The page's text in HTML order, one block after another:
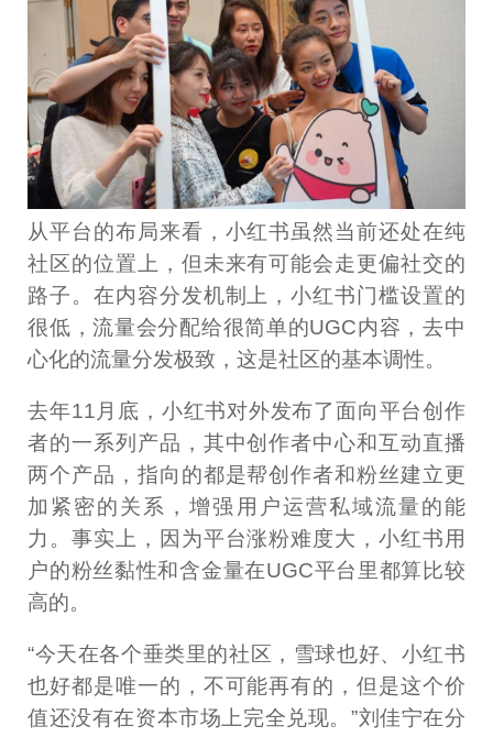
从平台的布局来看，小红书虽然当前还处在纯
社区的位置上，但未来有可能会走更偏社交的
路子。在内容分发机制上，小红书门槛设置的
很低，流量会分配给很简单的UGC内容，去中
心化的流量分发极致，这是社区的基本调性。
去年11月底，小红书对外发布了面向平台创作
者的一系列产品，其中创作者中心和互动直播
两个产品，指向的都是帮创作者和粉丝建立更
加紧密的关系，增强用户运营私域流量的能
力。事实上，因为平台涨粉难度大，小红书用
户的粉丝黏性和含金量在UGC平台里都算比较
高的。
“今天在各个垂类里的社区，雪球也好、小红书
也好都是唯一的，不可能再有的，但是这个价
值还没有在资本市场上完全兑现。”刘佳宁在分